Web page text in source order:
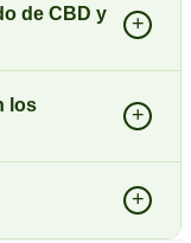
de CBD y
+
los
+
+